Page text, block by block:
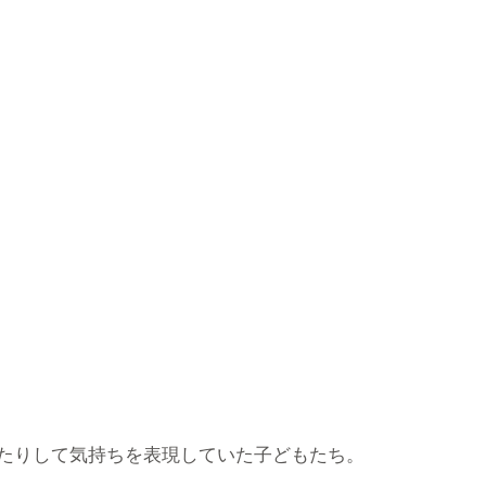
して気持ちを表現していた子どもたち。